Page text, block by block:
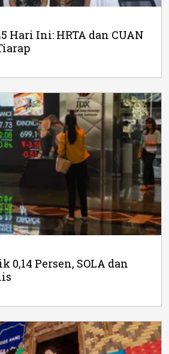
Hari Ini: HRTA dan CUAN
0,14 Persen, SOLA dan